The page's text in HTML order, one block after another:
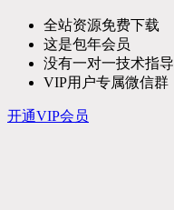
全站资源免费下载
这是包年会员
没有一对一技术指导
VIP用户专属微信群
开通VIP会员